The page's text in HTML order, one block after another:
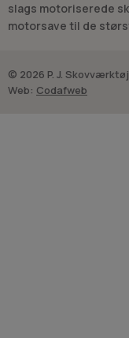
slags motoriserede
motorsave til de
© 2026 P. J.
Web: Codafweb